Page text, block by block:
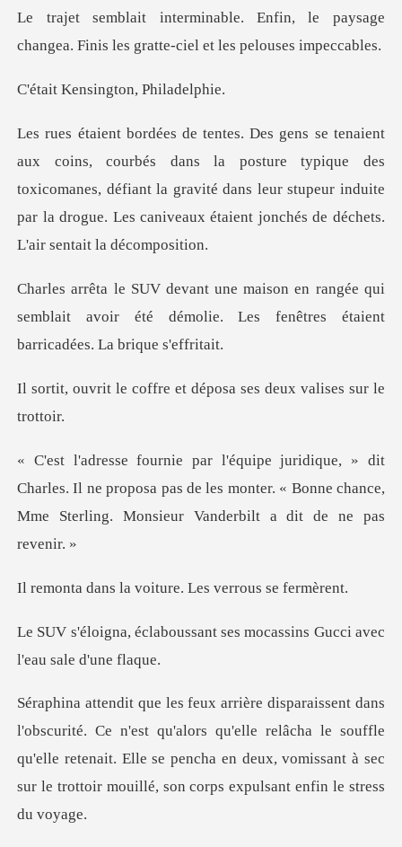
in, le paysage
changea. Finis les gr
sington, Ph
posture typique des
toxicomanes, défiant la gravité dans leur stupeur induite
par
gée qui
semblait avoir été démolie. Les fenêtr
ffre et déposa ses deux
arles. Il ne proposa pas de les monter. « Bonne chance,
Mm
a voiture. Les ve
sant ses mocassins Gucci a
u'alors qu'elle relâcha le souffle
qu'elle retenait. Elle se pencha en deux, vomis